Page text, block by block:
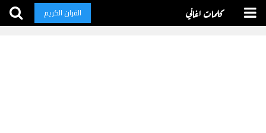
كلمات اغاني القران الكريم